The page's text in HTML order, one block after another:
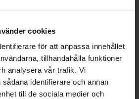
cookies
för att anpassa innehållet
tillhandahålla funktioner
analysera vår trafik. Vi
identifierare och annan
till de sociala medier och
Scandic Zink
(Projektsten)